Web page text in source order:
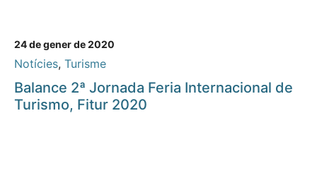
24 de gener de 2020
Notícies, Turisme
Balance 2ª Jornada Feria Internacional de
Turismo, Fitur 2020